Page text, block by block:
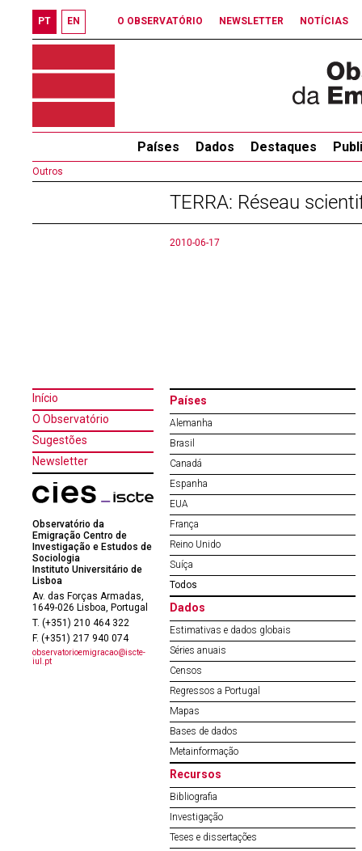
PT EN O OBSERVATÓRIO NEWSLETTER NOTÍCIAS
Países Dados Destaques
Outros
TERRA: Réseau
2010-06-17
Início
O Observatório
Sugestões
Newsletter
Observatório da
Emigração Centro de
Investigação e Estudos de
Sociologia
Instituto Universitário de
Lisboa
Av. das Forças Armadas,
1649-026 Lisboa, Portugal
T. (+351) 210 464 322
F. (+351) 217 940 074
observatorioemigracao@iscte-
iul.pt
Países
Alemanha
Brasil
Canadá
Espanha
EUA
França
Reino Unido
Suíça
Todos
Dados
Estimativas e dados globais
Séries anuais
Censos
Regressos a Portugal
Mapas
Bases de dados
Metainformação
Recursos
Bibliografia
Investigação
Teses e dissertações